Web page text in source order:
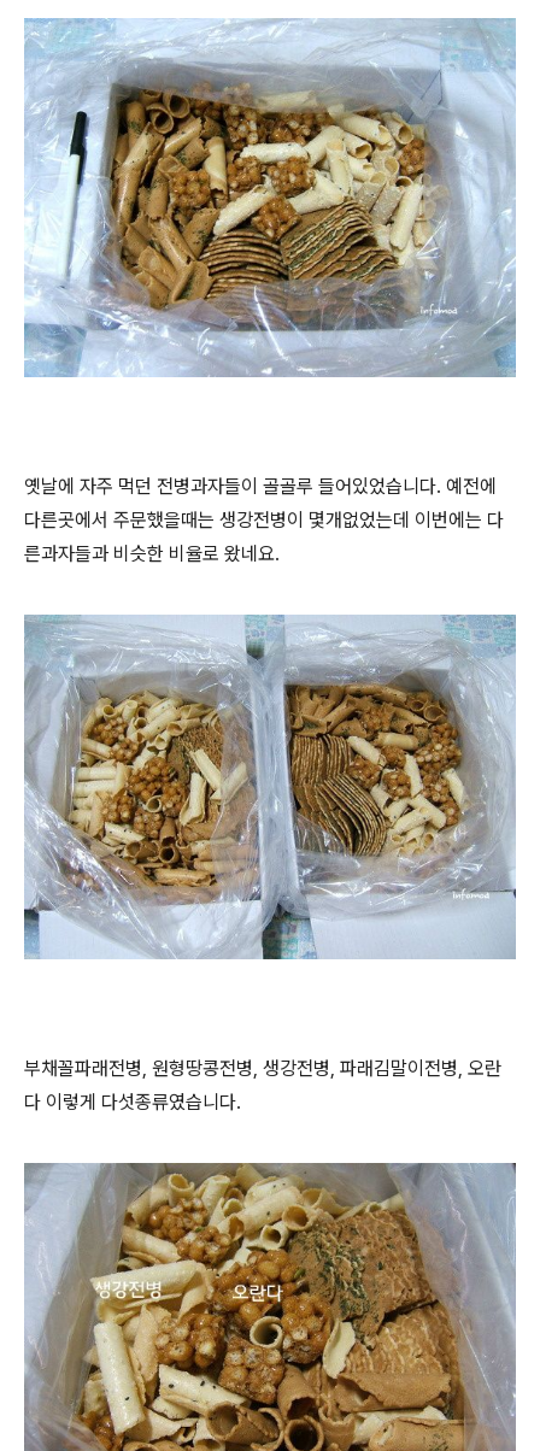
옛날에 자주 먹던 전병과자들이 골골루 들어있었습니다. 예전에
다른곳에서 주문했을때는 생강전병이 몇개없었는데 이번에는 다
른과자들과 비슷한 비율로 왔네요.
부채꼴파래전병, 원형땅콩전병, 생강전병, 파래김말이전병, 오란
다 이렇게 다섯종류였습니다.